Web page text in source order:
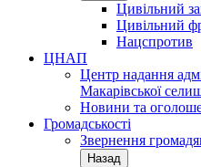
Цивільний
Цивільний
Нацспротив
ЦНАП
Центр надання
Макарівської
Новини та
Громадськості
Звернення
Назад